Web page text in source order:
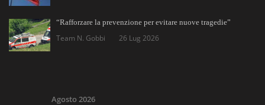
“Rafforzare la prevenzione per evitare nuove tragedie”
Team N. Gobbi 26 Lug 2026
Agosto 2026